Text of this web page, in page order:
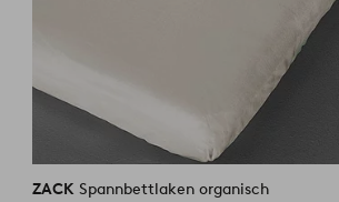
ZACK Spannbettlaken organisch